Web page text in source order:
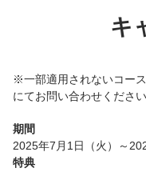
キ
※一部適用されないコー
にてお問い合わせください
期間
2025年7月1日（火）～
特典